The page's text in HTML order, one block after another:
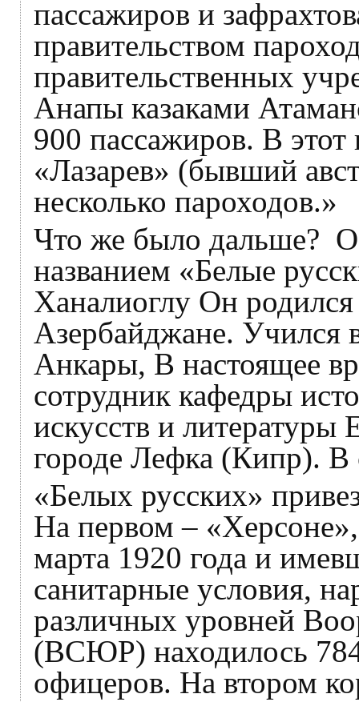
пассажиров и
правительством
правительственных
Анапы казаками
900 пассажиров. В
«Лазарев» (бывший
несколько пароходов.»
Что же было дальше?
названием «Белые
Ханалиоглу Он
Азербайджане. Учился
Анкары, В настоящее
сотрудник кафедры
искусств и литературы
городе Лефка (Кипр). В
«Белых русских»
На первом –
марта 1920 года и
санитарные условия,
различных уровней
(ВСЮР) находилось
офицеров. На втором